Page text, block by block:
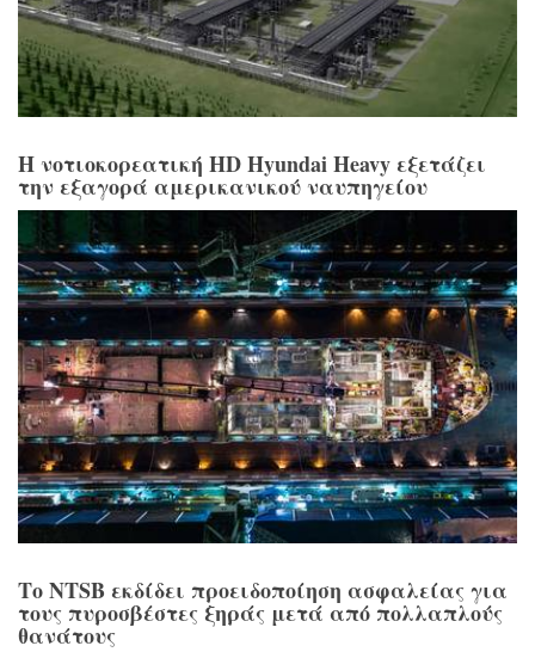
Η νοτιοκορεατική HD Hyundai Heavy εξετάζει
την εξαγορά αμερικανικού ναυπηγείου
Το NTSB εκδίδει προειδοποίηση ασφαλείας για
τους πυροσβέστες ξηράς μετά από πολλαπλούς
θανάτους